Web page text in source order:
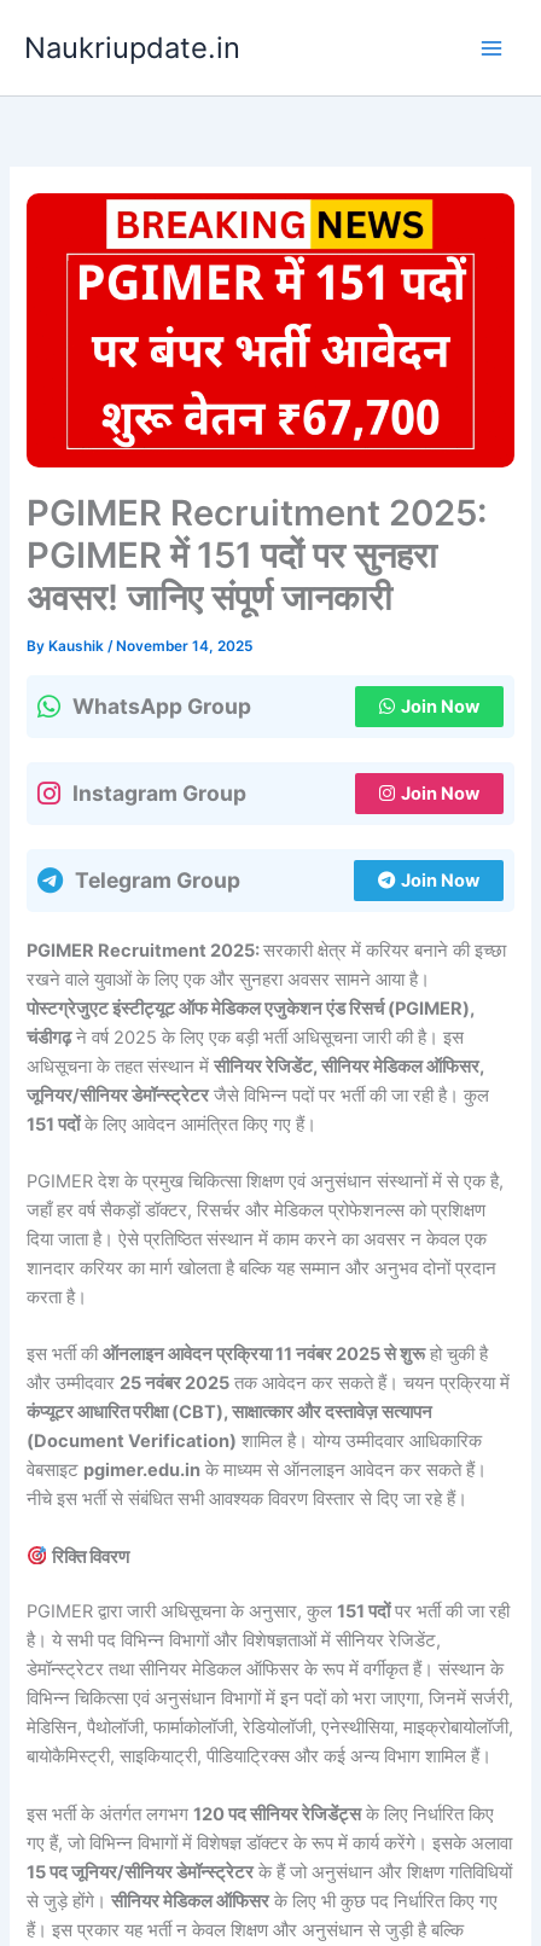
Naukriupdate.in
PGIMER Recruitment 2025:
PGIMER में 151 पदों पर सुनहरा
अवसर! जानिए संपूर्ण जानकारी
By Kaushik/ November 14, 2025
WhatsApp Group Join Now
Instagram Group Join Now
Telegram Group Join Now
PGIMER Recruitment 2025:सरकारी क्षेत्र में करियर बनाने की इच्छा
रखने वाले युवाओं के लिए एक और सुनहरा अवसर सामने आया है।
पोस्टग्रेजुएट इंस्टीट्यूट ऑफ मेडिकल एजुकेशन एंड रिसर्च (PGIMER),
चंडीगढ़ने वर्ष 2025 के लिए एक बड़ी भर्ती अधिसूचना जारी की है। इस
अधिसूचना के तहत संस्थान मेंसीनियर रेजिडेंट, सीनियर मेडिकल ऑफिसर,
जूनियर/सीनियर डेमॉन्स्ट्रेटरजैसे विभिन्न पदों पर भर्ती की जा रही है। कुल
151 पदोंके लिए आवेदन आमंत्रित किए गए हैं।
PGIMER देश के प्रमुख चिकित्सा शिक्षण एवं अनुसंधान संस्थानों में से एक है,
जहाँ हर वर्ष सैकड़ों डॉक्टर, रिसर्चर और मेडिकल प्रोफेशनल्स को प्रशिक्षण
दिया जाता है। ऐसे प्रतिष्ठित संस्थान में काम करने का अवसर न केवल एक
शानदार करियर का मार्ग खोलता है बल्कि यह सम्मान और अनुभव दोनों प्रदान
करता है।
इस भर्ती कीऑनलाइन आवेदन प्रक्रिया 11 नवंबर 2025 से शुरूहो चुकी है
और उम्मीदवार 25 नवंबर 2025 तक आवेदन कर सकते हैं। चयन प्रक्रिया में
कंप्यूटर आधारित परीक्षा (CBT), साक्षात्कार और दस्तावेज़ सत्यापन
(Document Verification) शामिल है। योग्य उम्मीदवार आधिकारिक
वेबसाइट pgimer.edu.in के माध्यम से ऑनलाइन आवेदन कर सकते हैं।
नीचे इस भर्ती से संबंधित सभी आवश्यक विवरण विस्तार से दिए जा रहे हैं।
रिक्ति विवरण
PGIMER द्वारा जारी अधिसूचना के अनुसार, कुल151 पदोंपर भर्ती की जा रही
है। ये सभी पद विभिन्न विभागों और विशेषज्ञताओं में सीनियर रेजिडेंट,
डेमॉन्स्ट्रेटर तथा सीनियर मेडिकल ऑफिसर के रूप में वर्गीकृत हैं। संस्थान के
विभिन्न चिकित्सा एवं अनुसंधान विभागों में इन पदों को भरा जाएगा, जिनमें सर्जरी,
मेडिसिन, पैथोलॉजी, फार्माकोलॉजी, रेडियोलॉजी, एनेस्थीसिया, माइक्रोबायोलॉजी,
बायोकैमिस्ट्री, साइकियाट्री, पीडियाट्रिक्स और कई अन्य विभाग शामिल हैं।
इस भर्ती के अंतर्गत लगभग120 पद सीनियर रेजिडेंट्सके लिए निर्धारित किए
गए हैं, जो विभिन्न विभागों में विशेषज्ञ डॉक्टर के रूप में कार्य करेंगे। इसके अलावा
15 पद जूनियर/सीनियर डेमॉन्स्ट्रेटरके हैं जो अनुसंधान और शिक्षण गतिविधियों
से जुड़े होंगे।सीनियर मेडिकल ऑफिसरके लिए भी कुछ पद निर्धारित किए गए
हैं। इस प्रकार यह भर्ती न केवल शिक्षण और अनुसंधान से जुड़ी है बल्कि